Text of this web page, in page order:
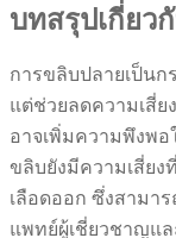
บทสรุปเกี่ยว
การขลิบปลายเป็นก
แต่ช่วยลดความเสี่ย
อาจเพิ่มความพึงพอ
ขลิบยังมีความเสี่ยง
เลือดออก ซึ่งสามา
แพทย์ผู้เชี่ยวชาญแ